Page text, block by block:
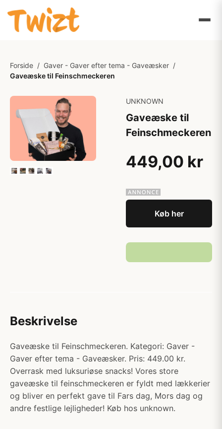
Forside / Gaver - Gaver efter tema - Gaveæsker /
Gaveæske til Feinschmeckeren
UNKNOWN
Gaveæske til
Feinschmeckeren
449,00 kr
Køb her
Beskrivelse
Gaveæske til Feinschmeckeren. Kategori: Gaver -
Gaver efter tema - Gaveæsker. Pris: 449.00 kr.
Overrask med luksuriøse snacks! Vores store
gaveæske til feinschmeckeren er fyldt med lækkerier
og bliver en perfekt gave til Fars dag, Mors dag og
andre festlige lejligheder! Køb hos unknown.